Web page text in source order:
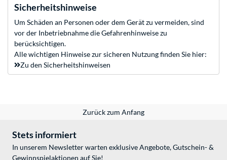
Sicherheitshinweise
Um Schäden an Personen oder dem Gerät zu vermeiden, sind
vor der Inbetriebnahme die Gefahrenhinweise zu
berücksichtigen.
Alle wichtigen Hinweise zur sicheren Nutzung finden Sie hier:
Zu den Sicherheitshinweisen
Zurück zum Anfang
Stets informiert
In unserem Newsletter warten exklusive Angebote, Gutschein- &
Gewinnspielaktionen auf Sie!